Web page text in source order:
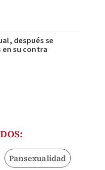
después se
su contra
Pansexualidad